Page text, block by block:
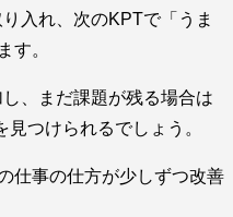
入れ、次のKPTで「うま
す。
、まだ課題が残る場合は
見つけられるでしょう。
仕事の仕方が少しずつ改善